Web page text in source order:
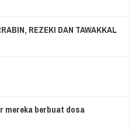
REZEKI DAN TAWAKKAL
mereka berbuat dosa